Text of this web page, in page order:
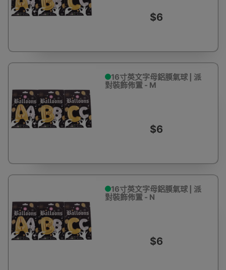
$6
16寸英文字母鋁膜氣球 | 派
對裝飾佈置 - M
$6
16寸英文字母鋁膜氣球 | 派
對裝飾佈置 - N
$6